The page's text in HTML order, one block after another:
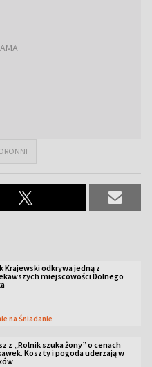
Krajewski odkrywa jedną z
miejscowości Dolnego
na Śniadanie
z „Rolnik szuka żony” o cenach
Koszty i pogoda uderzają w